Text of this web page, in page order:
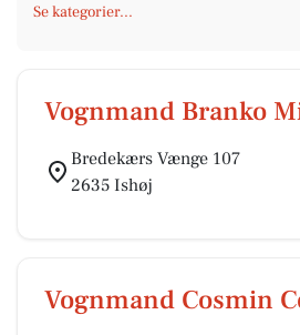
Se kategorier...
Vognmand Branko
Bredekærs Vænge 107
2635 Ishøj
Vognmand Cosmin